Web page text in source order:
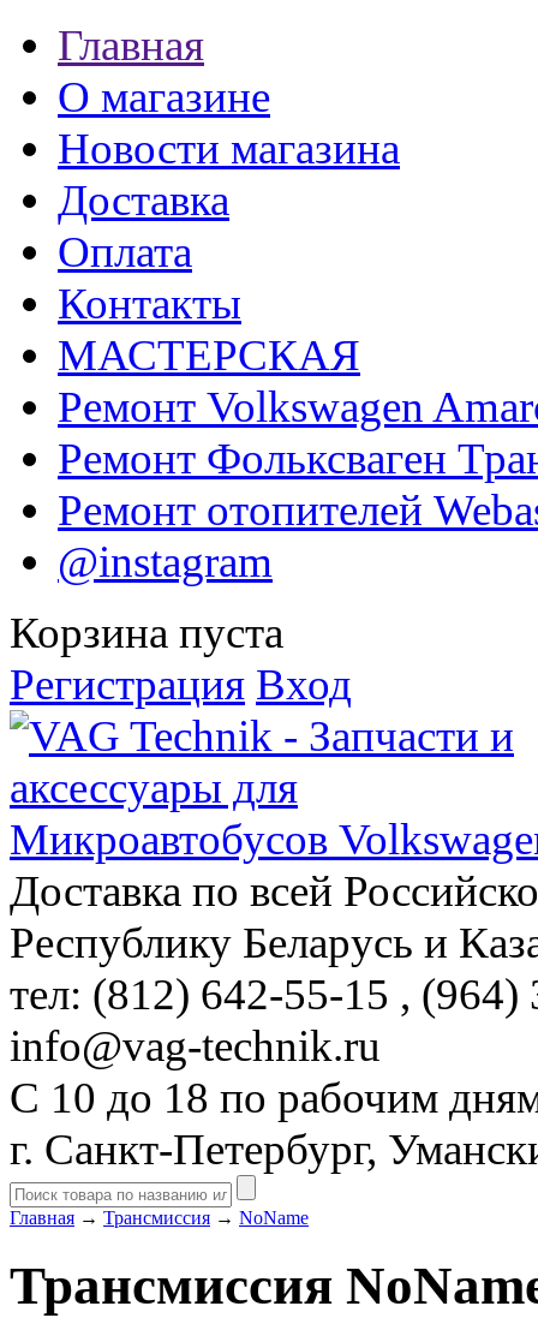
Главная
О магазине
Новости магазина
Доставка
Оплата
Контакты
МАСТЕРСКАЯ
Ремонт Volkswagen
Ремонт Фольксваген
Ремонт отопителей
@instagram
Корзина пуста
Регистрация Вход
Доставка по всей
Республику Беларусь и
тел: (812) 642-55-15 , (964)
info@vag-technik.ru
С 10 до 18 по рабочим
г. Санкт-Петербург,
Главная → Трансмиссия → NoName
Трансмиссия